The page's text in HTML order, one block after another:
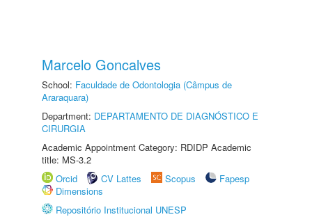
Marcelo Goncalves
School: Faculdade de Odontologia (Câmpus de
Araraquara)
Department: DEPARTAMENTO DE DIAGNÓSTICO E
CIRURGIA
Academic Appointment Category: RDIDP Academic
title: MS-3.2
Orcid
CV Lattes Scopus
Fapesp
Dimensions
Repositório Institucional UNESP